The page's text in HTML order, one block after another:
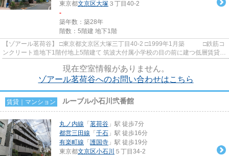
東京都文京区大塚 ３丁目40-2
-
築年数：築28年
階数：5階建 地下1階
【ゾアール茗荷谷】 □東京都文京区大塚三丁目40-2 □1999年1月築 □鉄筋コ
ンクリート造地下1階付地上5階建て 筑波大付属小学校の目の前に建つ低層賃貸マ
現在空室情報がありません。
ゾアール茗荷谷へのお問い合わせはこちら
賃貸｜マンション ルーブル小石川弐番館
丸ノ内線 「 茗荷谷 」駅 徒歩7分
都営三田線 「 千石 」駅 徒歩16分
有楽町線 「 護国寺 」駅 徒歩19分
東京都文京区小石川 ５丁目34-2